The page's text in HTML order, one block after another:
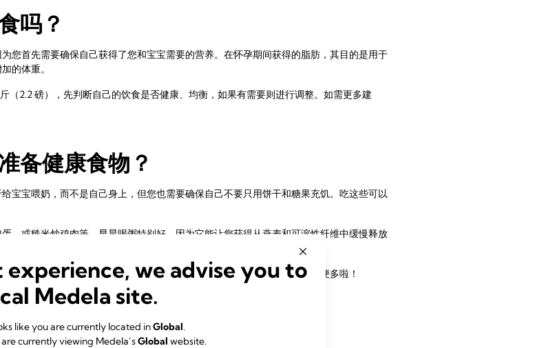
吗？
您首先需要确保自己获得了您和宝宝需要的营养。在怀孕期间获得的脂肪，其目的是用于
的体重。
（2.2 磅），先判断自己的饮食是否健康、均衡，如果有需要则进行调整。如需更多建
备健康食物？
宝宝喂奶，而不是自己身上，但您也需要确保自己不要只用饼干和糖果充饥。吃这些可以
，或糙米炒鸡肉等。早晨喝粥特别好，因为它能让您获得从燕麦和可溶性纤维中缓慢释放
应补充能量。
餐，或在包裹里放一袋无盐坚果。这两者可都比在喂奶时用单手剥橘子方便多啦！
水吗?
experience, we advise you to
Medela site.
like you are currently located inGlobal.
currently viewing Medela’sGlobal website.